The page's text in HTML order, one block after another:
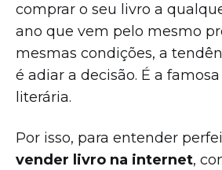
comprar o seu livro a
ano que vem pelo mesmo
mesmas condições, a
é adiar a decisão. É a
literária.
Por isso, para entender
vender livro na internet,